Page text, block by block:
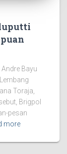
Bayu
Toraja,
Brigpol
pesan
more